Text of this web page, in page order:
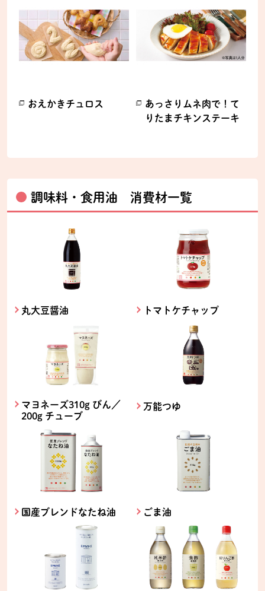
おえかきチュロス
あっさりムネ肉で！て
りたまチキンステーキ
調味料・食用油 消費材一覧
丸大豆醤油 トマトケチャップ
マヨネーズ310g びん／
200g チューブ
万能つゆ
国産ブレンドなたね油 ごま油